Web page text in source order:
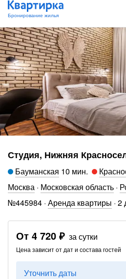
Студия, Нижняя
Бауманская 10 мин.
Москва · Московская область ·
№445984 · Аренда квартиры · 2
От 4 720 ₽ за сутки
Цена зависит от дат и состава гостей
Уточнить даты